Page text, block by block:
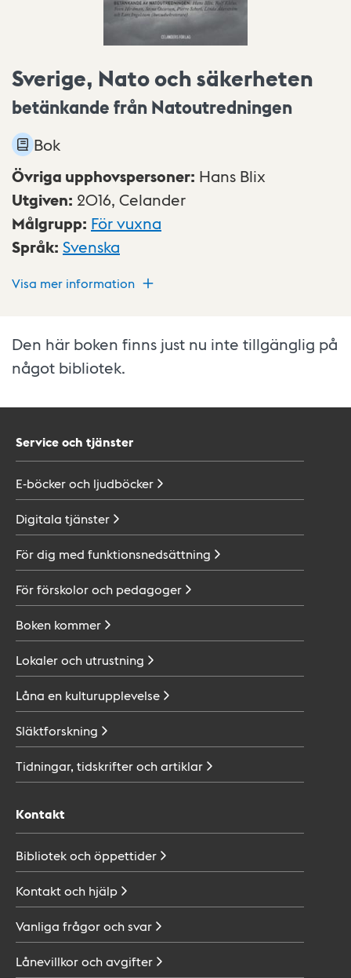
Sverige, Nato och säkerheten
betänkande från Natoutredningen
Bok
Övriga upphovspersoner: Hans Blix
Utgiven: 2016, Celander
Målgrupp: För vuxna
Språk: Svenska
Visa mer information
Den här boken finns just nu inte tillgänglig på
något bibliotek.
Service och tjänster
E-böcker och ljudböcker
Digitala tjänster
För dig med funktionsnedsättning
För förskolor och pedagoger
Boken kommer
Lokaler och utrustning
Låna en kulturupplevelse
Släktforskning
Tidningar, tidskrifter ochartiklar
Kontakt
Bibliotek ochöppettider
Kontakt och hjälp
Vanliga frågor ochsvar
Lånevillkor ochavgifter